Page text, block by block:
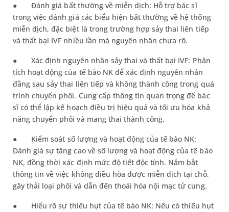
●
Đánh giá bất thường về miễn dịch: Hỗ trợ bác sĩ
trong việc đánh giá các biểu hiện bất thường về hệ thống
miễn dịch, đặc biệt là trong trường hợp sảy thai liên tiếp
và thất bại IVF nhiều lần mà nguyên nhân chưa rõ.
●
Xác định nguyên nhân sảy thai và thất bại IVF: Phân
tích hoạt động của tế bào NK để xác định nguyên nhân
đằng sau sảy thai liên tiếp và không thành công trong quá
trình chuyển phôi. Cung cấp thông tin quan trọng để bác
sĩ có thể lập kế hoạch điều trị hiệu quả và tối ưu hóa khả
năng chuyển phôi và mang thai thành công.
●
Kiểm soát số lượng và hoạt động của tế bào NK:
Đánh giá sự tăng cao về số lượng và hoạt động của tế bào
NK, đồng thời xác định mức độ tiết độc tính. Nắm bắt
thông tin về việc không điều hòa được miễn dịch tại chỗ,
gây thải loại phôi và dẫn đến thoái hóa nội mạc tử cung.
●
Hiểu rõ sự thiếu hụt của tế bào NK: Nếu có thiếu hụt